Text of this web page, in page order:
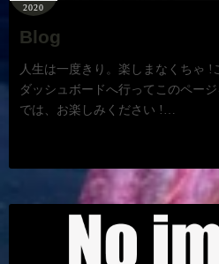
2020
Blog
人生は一度きり。楽しまなくちゃ !
ダッシュボードへ行ってこのペー
では、お楽しみください !…